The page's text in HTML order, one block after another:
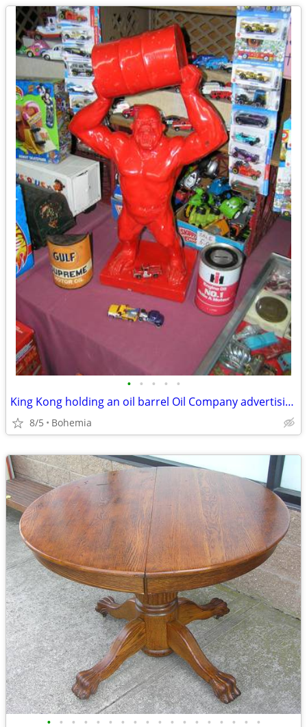
• • • • •
King Kong holding an oil barrel Oil Company advertising piece
8/5 Bohemia
• • • • • • • • • • • • • • • • • •